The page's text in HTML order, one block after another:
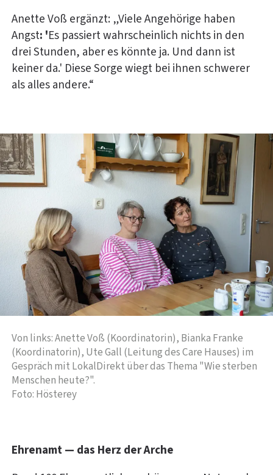
Anette Voß ergänzt: „Viele Angehörige haben
Angst: 'Es passiert wahrscheinlich nichts in den
drei Stunden, aber es könnte ja. Und dann ist
keiner da.' Diese Sorge wiegt bei ihnen schwerer
als alles andere.“
Von links: Anette Voß (Koordinatorin), Bianka Franke
(Koordinatorin), Ute Gall (Leitung des Care Hauses) im
Gespräch mit LokalDirekt über das Thema "Wie sterben
Menschen heute?".
Foto: Hösterey
Ehrenamt — das Herz der Arche